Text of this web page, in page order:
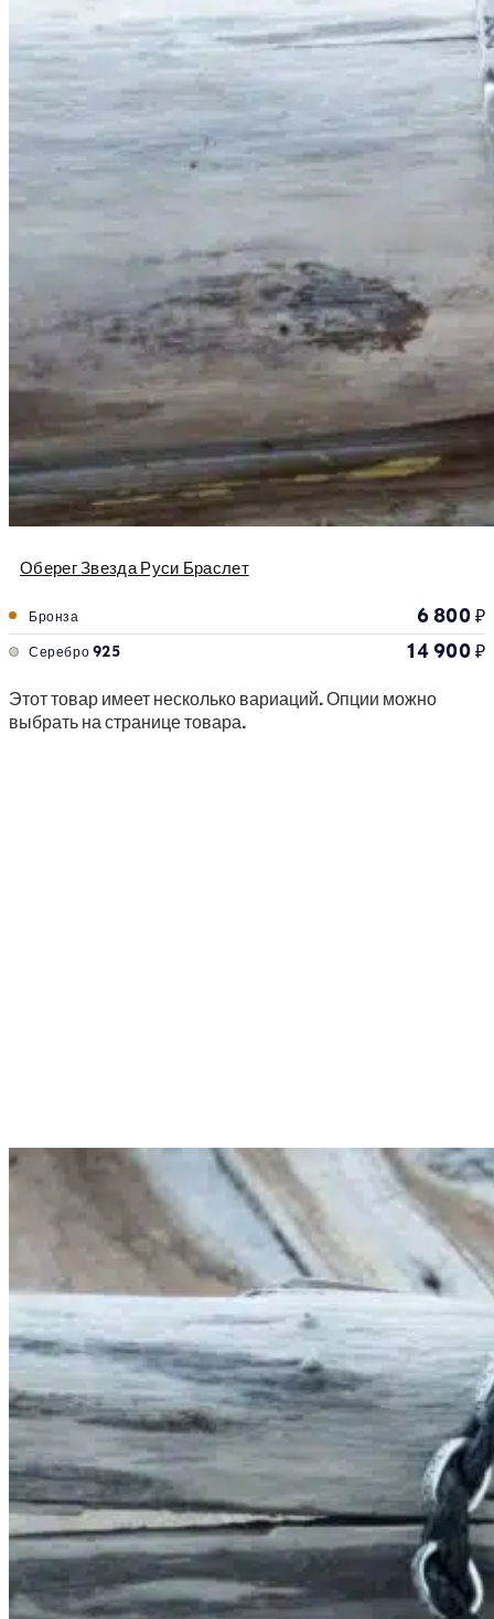
Оберег Звезда Руси Браслет
Бронза 6 800₽
Серебро 925 14 900₽
Этот товар имеет несколько вариаций. Опции можно
выбрать на странице товара.